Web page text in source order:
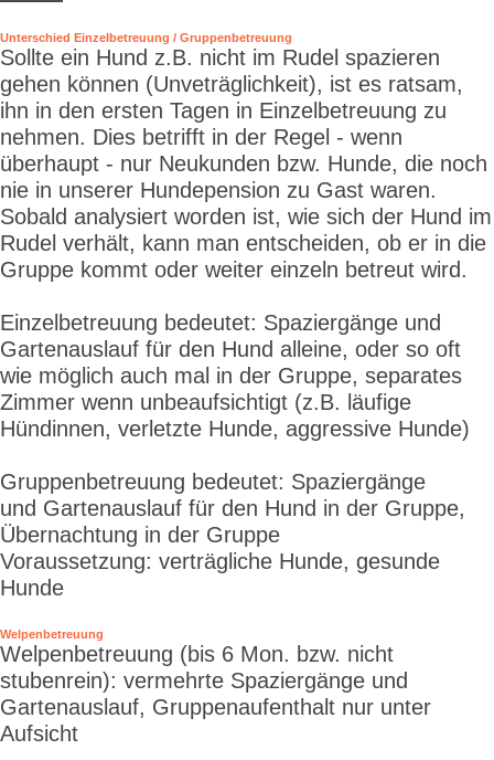
Unterschied Einzelbetreuung / Gruppenbetreuung
Sollte ein Hund z.B. nicht im Rudel spazieren
gehen können (Unveträglichkeit), ist es ratsam,
ihn in den ersten Tagen in Einzelbetreuung zu
nehmen. Dies betrifft in der Regel - wenn
überhaupt - nur Neukunden bzw. Hunde, die noch
nie in unserer Hundepension zu Gast waren.
Sobald analysiert worden ist, wie sich der Hund im
Rudel verhält, kann man entscheiden, ob er in die
Gruppe kommt oder weiter einzeln betreut wird.
Einzelbetreuung bedeutet: Spaziergänge und
Gartenauslauf für den Hund alleine, oder so oft
wie möglich auch mal in der Gruppe, separates
Zimmer wenn unbeaufsichtigt (z.B. läufige
Hündinnen, verletzte Hunde, aggressive Hunde)
Gruppenbetreuung bedeutet: Spaziergänge
und Gartenauslauf für den Hund in der Gruppe,
Übernachtung in der Gruppe
Voraussetzung: verträgliche Hunde, gesunde
Hunde
Welpenbetreuung
Welpenbetreuung (bis 6 Mon. bzw. nicht
stubenrein): vermehrte Spaziergänge und
Gartenauslauf, Gruppenaufenthalt nur unter
Aufsicht